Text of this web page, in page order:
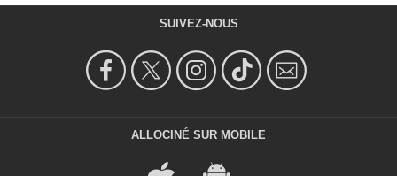
SUIVEZ-NOUS
ALLOCINÉ SUR MOBILE